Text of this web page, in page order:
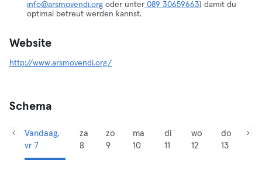
info@arsmovendi.org oder unter089 30659663) damit du
optimal betreut werden kannst.
Website
http://www.arsmovendi.org/
Schema
Vandaag,
vr 7
za
8
zo
9
ma
10
di
11
wo
12
do
13